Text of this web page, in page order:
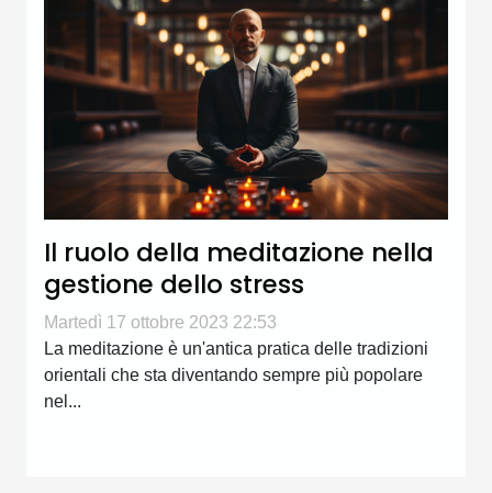
Il ruolo della meditazione nella
gestione dello stress
Martedì 17 ottobre 2023 22:53
La meditazione è un'antica pratica delle tradizioni
orientali che sta diventando sempre più popolare
nel...